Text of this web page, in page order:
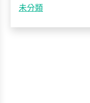
未分類